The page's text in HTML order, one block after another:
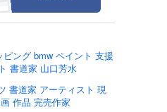
ング bmw ペイント 支援
書道家 山口芳水
書道家 アーティスト 現
作品 完売作家